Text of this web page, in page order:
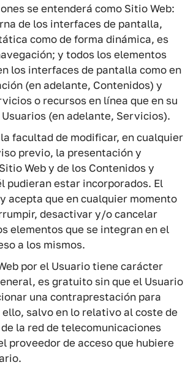
se entenderá como Sitio Web:
de los interfaces de pantalla,
como de forma dinámica, es
y todos los elementos
los interfaces de pantalla como en
(en adelante, Contenidos) y
o recursos en línea que en su
(en adelante, Servicios).
facultad de modificar, en cualquier
previo, la presentación y
Web y de los Contenidos y
pudieran estar incorporados. El
acepta que en cualquier momento
desactivar y/o cancelar
elementos que se integran en el
a los mismos.
por el Usuario tiene carácter
es gratuito sin que el Usuario
una contraprestación para
salvo en lo relativo al coste de
la red de telecomunicaciones
proveedor de acceso que hubiere